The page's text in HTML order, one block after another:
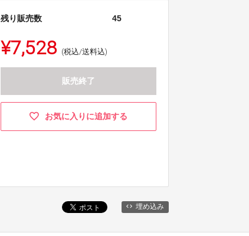
残り販売数 45
¥7,528 (税込/送料込)
販売終了
お気に入りに追加する
埋め込み